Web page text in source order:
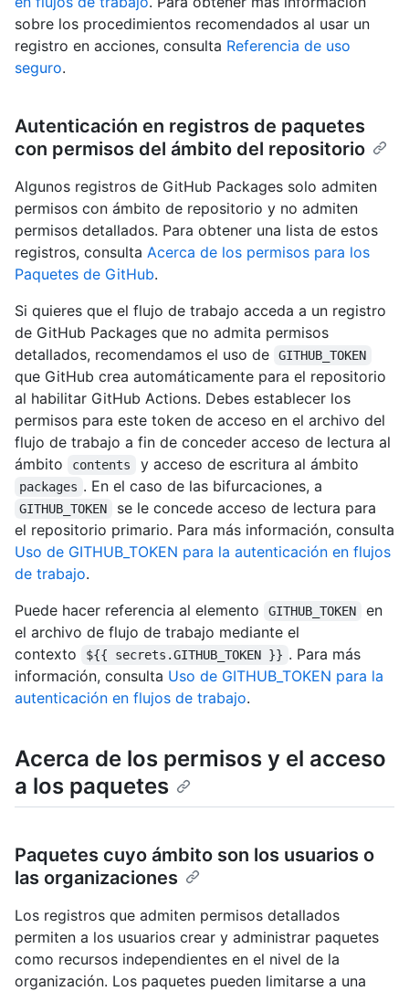
sobre los procedimientos recomendados al usar un
registro en acciones, consulta Referencia de uso
seguro.
Autenticación en registros de paquetes
con permisos del ámbito del repositorio
Algunos registros de GitHub Packages solo admiten
permisos con ámbito de repositorio y no admiten
permisos detallados. Para obtener una lista de estos
registros, consulta Acerca de los permisos para los
Paquetes de GitHub.
Si quieres que el flujo de trabajo acceda a un registro
de GitHub Packages que no admita permisos
detallados, recomendamos el uso de
GITHUB_TOKEN
que GitHub crea automáticamente para el repositorio
al habilitar GitHub Actions. Debes establecer los
permisos para este token de acceso en el archivo del
flujo de trabajo a fin de conceder acceso de lectura al
ámbito
contents y acceso de escritura al ámbito
packages . En el caso de las bifurcaciones, a
GITHUB_TOKEN
se le concede acceso de lectura para
el repositorio primario. Para más información, consulta
Uso de GITHUB_TOKEN para la autenticación en flujos
de trabajo.
Puede hacer referencia al elemento
GITHUB_TOKEN
en
el archivo de flujo de trabajo mediante el
contexto
${{ secrets.GITHUB_TOKEN }} . Para más
información, consulta Uso de GITHUB_TOKEN para la
autenticación en flujos de trabajo.
Acerca de los permisos y el acceso
a los paquetes
Paquetes cuyo ámbito son los usuarios o
las organizaciones
Los registros que admiten permisos detallados
permiten a los usuarios crear y administrar paquetes
como recursos independientes en el nivel de la
organización. Los paquetes pueden limitarse a una